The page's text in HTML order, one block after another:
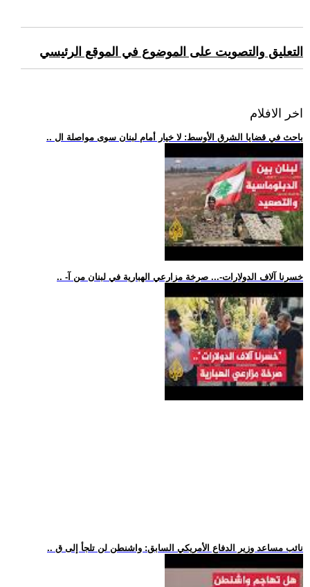
التعليق والتصويت على الموضوع في الموقع الرئيسي
اخر الافلام
.. باحث في قضايا الشرق الأوسط: لا خيار أمام لبنان سوى مواصلة ال
.. -خسرنا آلاف الدولارات-... صرخة مزارعي الهبارية في لبنان من آ
.. نائب مساعد وزير الدفاع الأمريكي السابق: واشنطن لن تلجأ إلى ق